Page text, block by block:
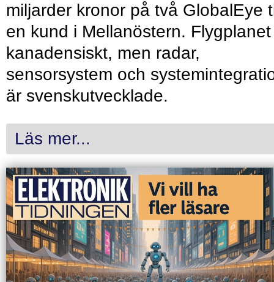
miljarder kronor på två GlobalEye
en kund i Mellanöstern.
kanadensiskt, men radar,
sensorsystem och
är svenskutvecklade.
Läs mer...